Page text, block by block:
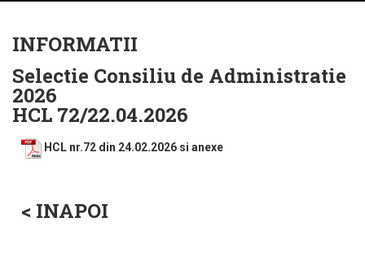
INFORMATII
Selectie Consiliu de Administratie
2026
HCL 72/22.04.2026
HCL nr.72 din 24.02.2026 si anexe
< INAPOI